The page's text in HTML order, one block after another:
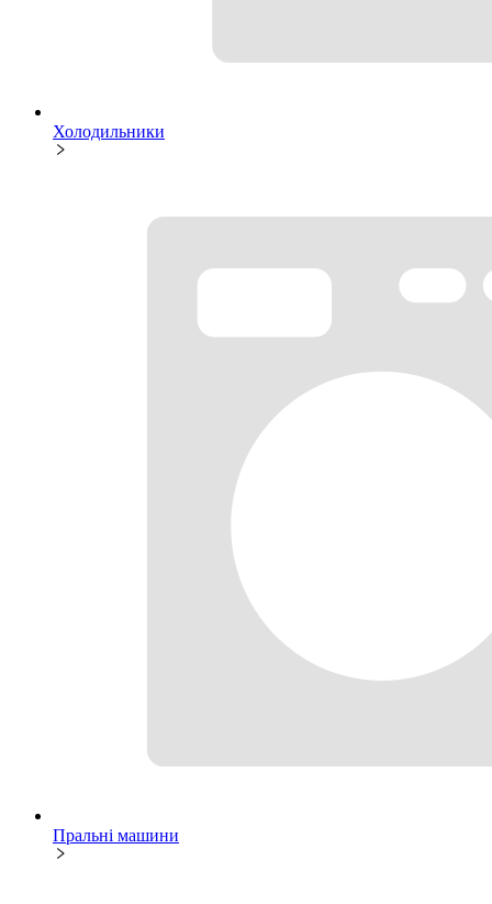
Холодильники
Пральні машини